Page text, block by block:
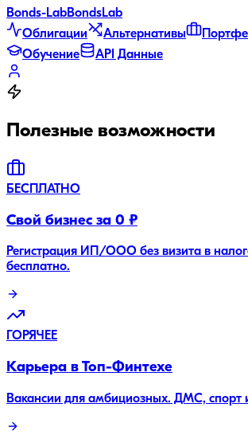
Bonds-LabBondsLab
Облигации
Альтернативы
Обучение
API Данные
Полезные возможности
БЕСПЛАТНО
Свой бизнес за 0 ₽
Регистрация ИП/ООО без визита в
бесплатно.
ГОРЯЧЕЕ
Карьера в Топ-Финтехе
Вакансии для амбициозных. ДМС, спорт